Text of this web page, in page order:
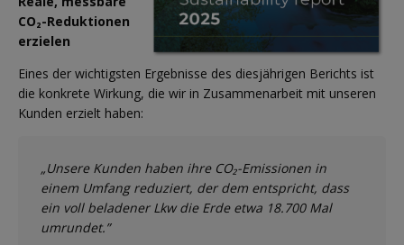
CO₂-Reduktionen
erzielen
Eines der wichtigsten Ergebnisse des diesjährigen Berichts ist
die konkrete Wirkung, die wir in Zusammenarbeit mit unseren
Kunden erzielt haben:
„Unsere Kunden haben ihre CO₂-Emissionen in
einem Umfang reduziert, der dem entspricht, dass
ein voll beladener Lkw die Erde etwa 18.700 Mal
umrundet.”